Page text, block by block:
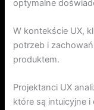
optymalne
W kontekście UX,
potrzeb i
produktem.
Projektanci UX
które są intuicyjne